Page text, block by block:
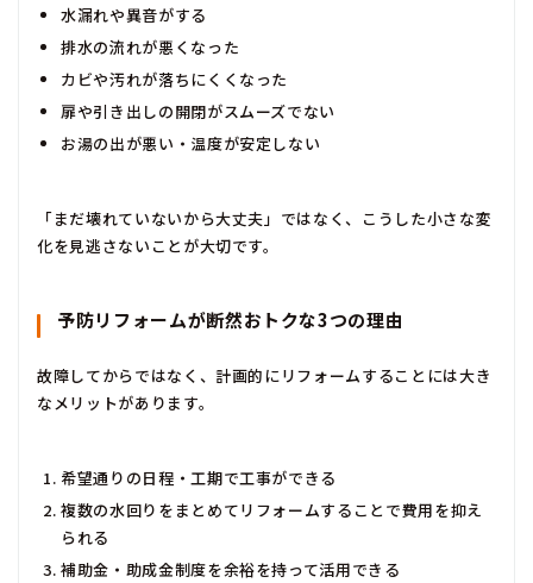
水漏れや異音がする
排水の流れが悪くなった
カビや汚れが落ちにくくなった
扉や引き出しの開閉がスムーズでない
お湯の出が悪い・温度が安定しない
「まだ壊れていないから大丈夫」ではなく、こうした小さな変
化を見逃さないことが大切です。
予防リフォームが断然おトクな3つの理由
故障してからではなく、計画的にリフォームすることには大き
なメリットがあります。
希望通りの日程・工期で工事ができる
複数の水回りをまとめてリフォームすることで費用を抑え
られる
補助金・助成金制度を余裕を持って活用できる